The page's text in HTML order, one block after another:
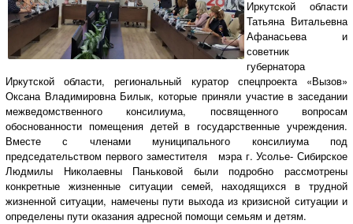
Иркутской области
Татьяна Витальевна
Афанасьева и
советник
губернатора
Иркутской области, региональный куратор спецпроекта «Вызов»
Оксана Владимировна Билык, которые приняли участие в заседании
межведомственного консилиума, посвященного вопросам
обоснованности помещения детей в государственные учреждения.
Вместе с членами муниципального консилиума под
председательством первого заместителя мэра г. Усолье- Сибирское
Людмилы Николаевны Паньковой были подробно рассмотрены
конкретные жизненные ситуации семей, находящихся в трудной
жизненной ситуации, намечены пути выхода из кризисной ситуации и
определены пути оказания адресной помощи семьям и детям.